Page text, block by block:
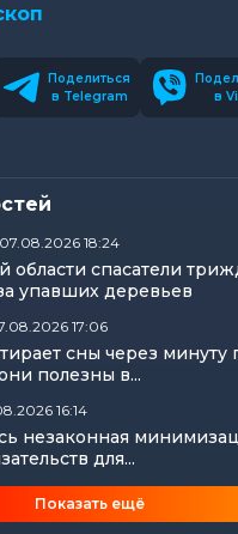
Поделиться
в Telegram
в
07.08.2026 18:24
области спасатели
упавших деревьев
17:06
сны через минуту
полезны в...
16:14
незаконная
для...
и кадры: главные
Показать ещё